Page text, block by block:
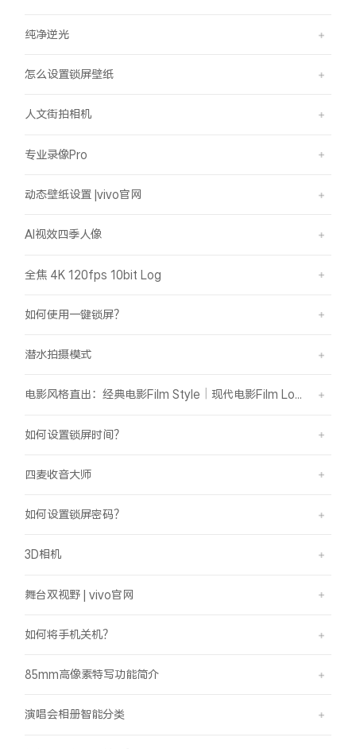
纯净逆光
怎么设置锁屏壁纸
人文街拍相机
专业录像Pro
动态壁纸设置 |vivo官网
AI视效四季人像
全焦 4K 120fps 10bit Log
如何使用一键锁屏？
潜水拍摄模式
电影风格直出：经典电影Film Style｜现代电影Film Look
如何设置锁屏时间？
四麦收音大师
如何设置锁屏密码？
3D相机
舞台双视野 | vivo官网
如何将手机关机？
85mm高像素特写功能简介
演唱会相册智能分类